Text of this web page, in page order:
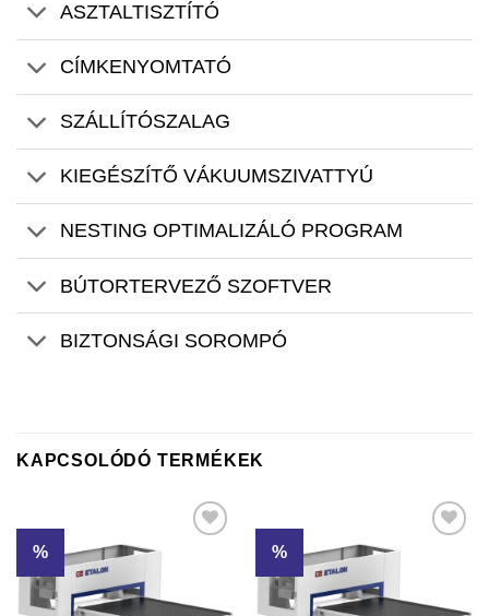
ASZTALTISZTÍTÓ
CÍMKENYOMTATÓ
SZÁLLÍTÓSZALAG
KIEGÉSZÍTŐ VÁKUUMSZIVATTYÚ
NESTING OPTIMALIZÁLÓ PROGRAM
BÚTORTERVEZŐ SZOFTVER
BIZTONSÁGI SOROMPÓ
KAPCSOLÓDÓ TERMÉKEK
% Kedvencekhez % Kedvencekhez